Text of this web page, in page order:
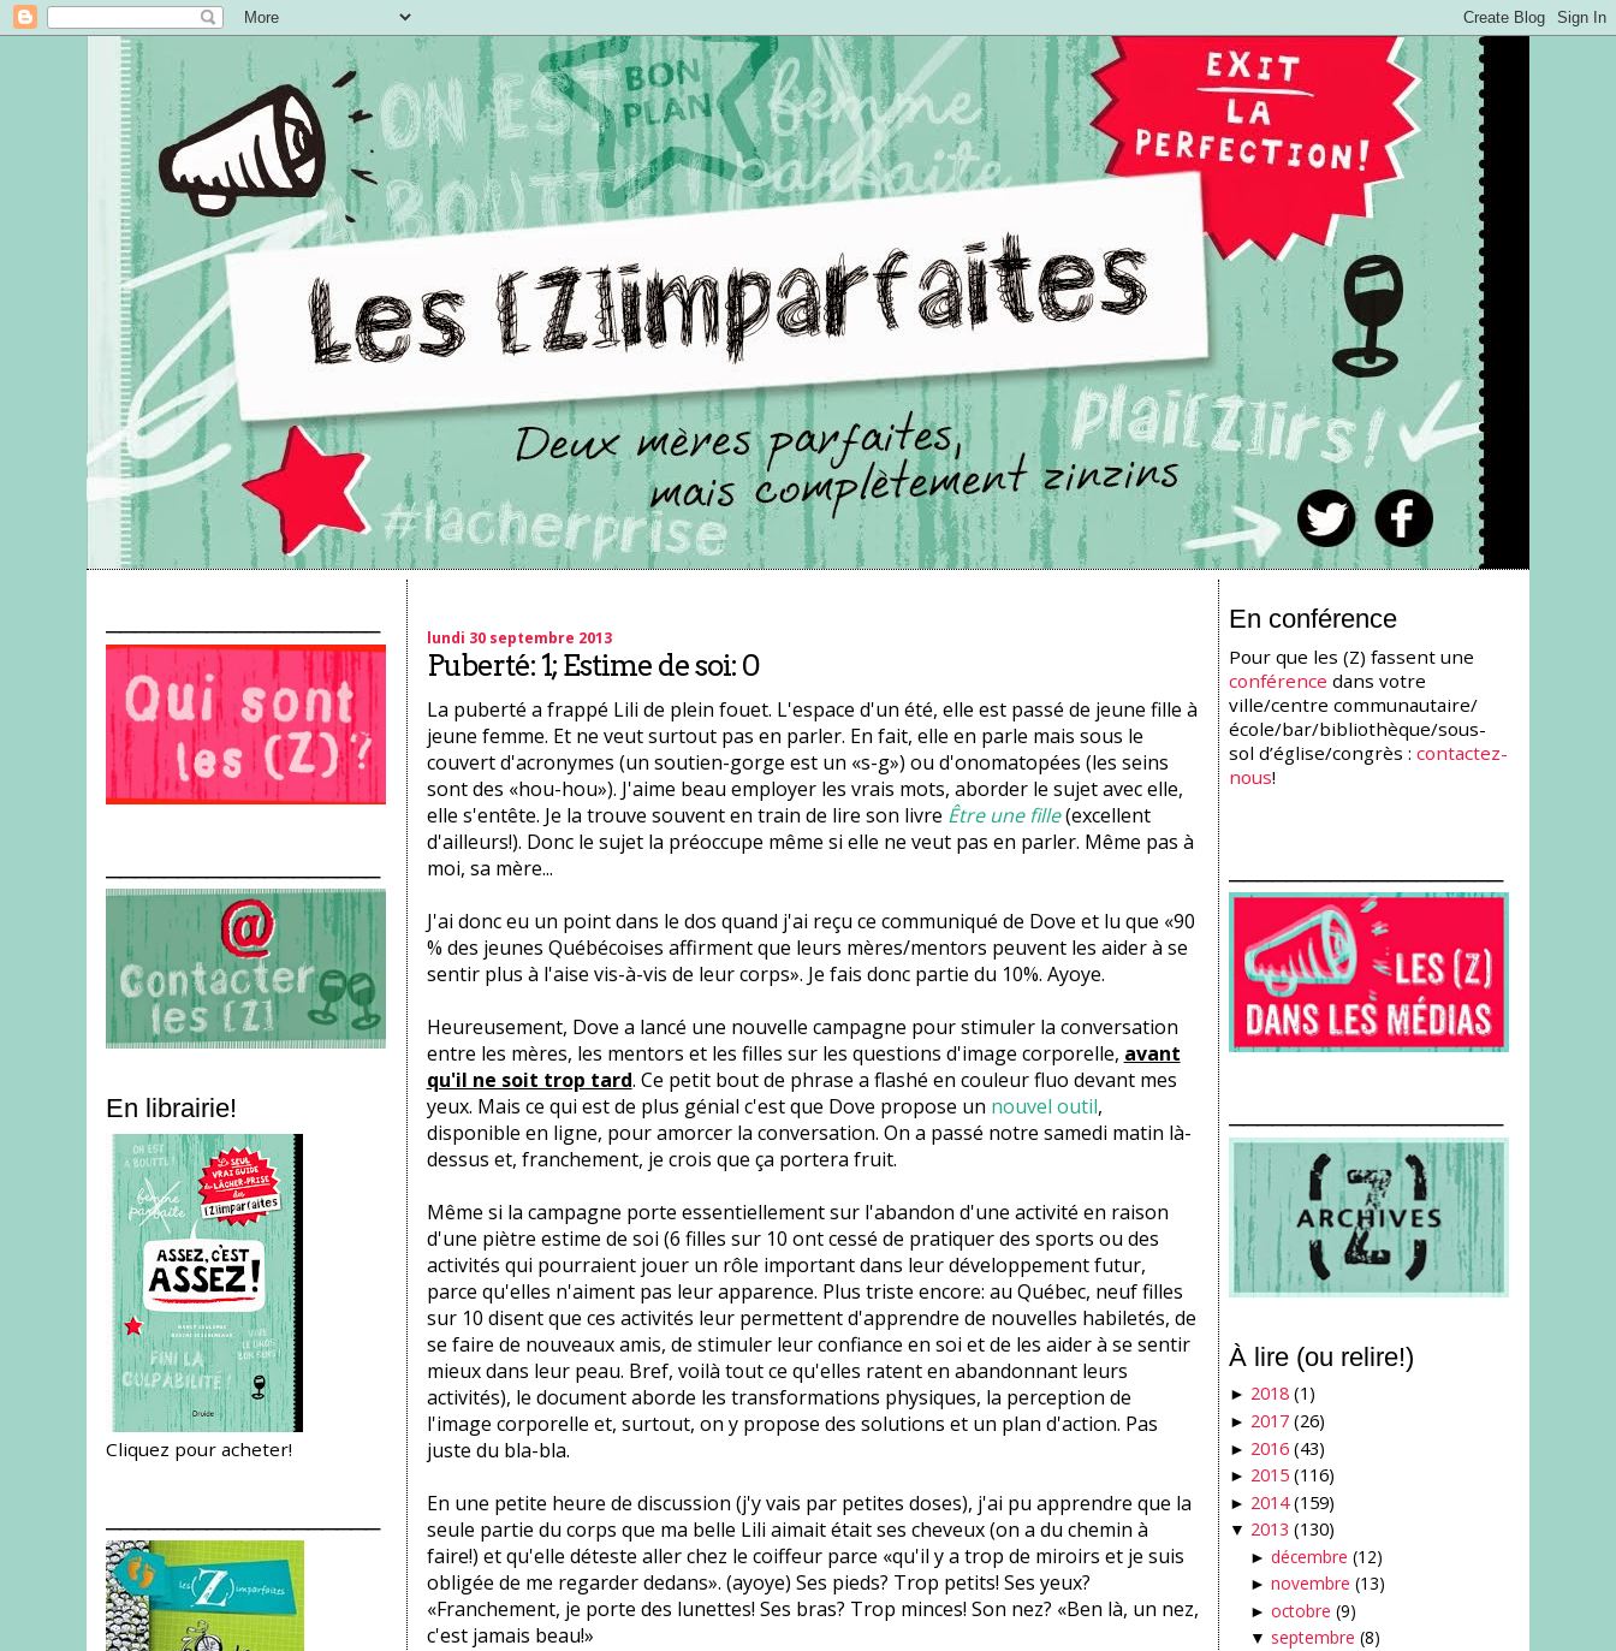
En librairie!
Cliquez pour acheter!
lundi 30 septembre 2013
Puberté: 1; Estime de soi: 0
La puberté a frappé Lili de plein fouet. L'espace d'un été, elle est passé de jeune fille à
jeune femme. Et ne veut surtout pas en parler. En fait, elle en parle mais sous le
couvert d'acronymes (un soutien-gorge est un «s-g») ou d'onomatopées (les seins
sont des «hou-hou»). J'aime beau employer les vrais mots, aborder le sujet avec elle,
elle s'entête. Je la trouve souvent en train de lire son livre Être une fille(excellent
d'ailleurs!). Donc le sujet la préoccupe même si elle ne veut pas en parler. Même pas à
moi, sa mère...
J'ai donc eu un point dans le dos quand j'ai reçu ce communiqué de Dove et lu que «90
% des jeunes Québécoises affirment que leurs mères/mentors peuvent les aider à se
sentir plus à l'aise vis-à-vis de leur corps». Je fais donc partie du 10%. Ayoye.
Heureusement, Dove a lancé une nouvelle campagne pour stimuler la conversation
entre les mères, les mentors et les filles sur les questions d'image corporelle, avant
qu'il ne soit trop tard. Ce petit bout de phrase a flashé en couleur fluo devant mes
yeux. Mais ce qui est de plus génial c'est que Dove propose un nouvel outil,
disponible en ligne, pour amorcer la conversation. On a passé notre samedi matin là-
dessus et, franchement, je crois que ça portera fruit.
Même si la campagne porte essentiellement sur l'abandon d'une activité en raison
d'une piètre estime de soi (6 filles sur 10 ont cessé de pratiquer des sports ou des
activités qui pourraient jouer un rôle important dans leur développement futur,
parce qu'elles n'aiment pas leur apparence. Plus triste encore: au Québec, neuf filles
sur 10 disent que ces activités leur permettent d'apprendre de nouvelles habiletés, de
se faire de nouveaux amis, de stimuler leur confiance en soi et de les aider à se sentir
mieux dans leur peau. Bref, voilà tout ce qu'elles ratent en abandonnant leurs
activités), le document aborde les transformations physiques, la perception de
l'image corporelle et, surtout, on y propose des solutions et un plan d'action. Pas
juste du bla-bla.
En une petite heure de discussion (j'y vais par petites doses), j'ai pu apprendre que la
seule partie du corps que ma belle Lili aimait était ses cheveux (on a du chemin à
faire!) et qu'elle déteste aller chez le coiffeur parce «qu'il y a trop de miroirs et je suis
obligée de me regarder dedans». (ayoye) Ses pieds? Trop petits! Ses yeux?
«Franchement, je porte des lunettes! Ses bras? Trop minces! Son nez? «Ben là, un nez,
c'est jamais beau!»
En conférence
Pour que les (Z) fassent une
conférence dans votre
ville/centre communautaire/
école/bar/bibliothèque/sous-
sol d’église/congrès :contactez-
nous!
À lire (ou relire!)
► 2018 (1)
► 2017 (26)
► 2016 (43)
► 2015 (116)
► 2014 (159)
▼ 2013 (130)
► décembre (12)
► novembre (13)
► octobre (9)
▼ septembre (8)